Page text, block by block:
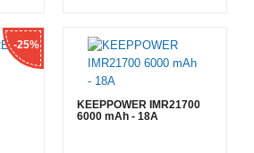
-25%
KEEPPOWER IMR21700
6000 mAh - 18А